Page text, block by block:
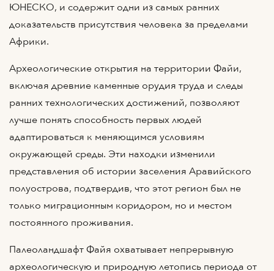
ЮНЕСКО, и содержит одни из самых ранних
доказательств присутствия человека за пределами
Африки.
Археологические открытия на территории Файи,
включая древние каменные орудия труда и следы
ранних технологических достижений, позволяют
лучше понять способность первых людей
адаптироваться к меняющимся условиям
окружающей среды. Эти находки изменили
представления об истории заселения Аравийского
полуострова, подтвердив, что этот регион был не
только миграционным коридором, но и местом
постоянного проживания.
Палеоландшафт Файя охватывает непрерывную
археологическую и природную летопись периода от